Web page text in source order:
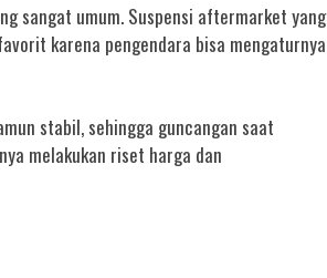
sangat umum. Suspensi aftermarket yang
karena pengendara bisa mengaturnya
stabil, sehingga guncangan saat
melakukan riset harga dan